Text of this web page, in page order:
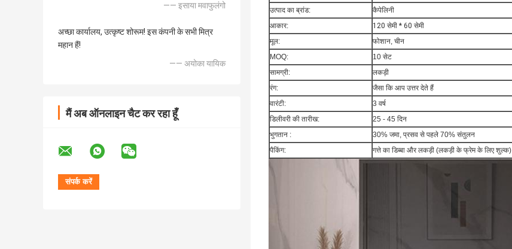
—— इसाया मवाफुलंगो
अच्छा कार्यालय, उत्कृष्ट शोरूम! इस कंपनी के सभी मित्र
महान हैं!
—— अयोका यायिक
मैं अब ऑनलाइन चैट कर रहा हूँ
उत्पाद का ब्रांड:
कैपेलिनी
आकार:
120 सेमी * 60 सेमी
मूल:
फोशान, चीन
MOQ:
10 सेट
सामग्री:
लकड़ी
रंग:
जैसा कि आप उत्तर देते हैं
वारंटी:
3 वर्ष
डिलीवरी की तारीख:
25 - 45 दिन
भुगतान :
30% जमा, प्रसव से पहले 70% संतुलन
पैकिंग:
गत्ते का डिब्बा और लकड़ी (लकड़ी के फ्रेम के लिए शुल्क)